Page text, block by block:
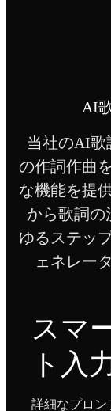
AI
当社のAI歌
の作詞作曲
な機能を提
から歌詞の
ゆるステッ
ェネレー
スマ
ト入
詳細なプロン